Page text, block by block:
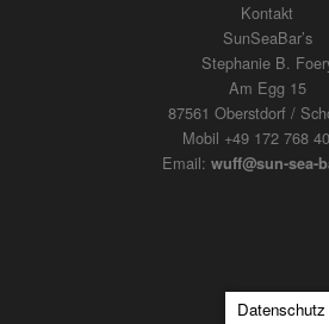
Kontakt
SunSeaBar’s
Stephanie B.
Am Egg 15
87561 Oberstdorf /
Mobil +49 172 768
Email: wuff@sun-sea-